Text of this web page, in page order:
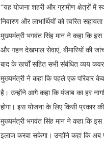
“यह योजना शहरी और ग्रामीण क्षेत्रों
निवारण और लाभार्थियों को त्वरित
मुख्यमंत्री भगवंत सिंह मान ने कहा कि इस
और गहन देखभाल सेवाएं, बीमारियों की
बाद के खर्चों सहित सभी संबंधित व्यय
मुख्यमंत्री ने कहा कि पहले एक परिवार
है। उन्होंने आगे कहा कि पंजाब का हर
होगा। इस योजना के लिए किसी प्रकार
मुख्यमंत्री भगवंत सिंह मान ने कहा कि इस
इलाज करवा सकेगा। उन्होंने कहा कि अब